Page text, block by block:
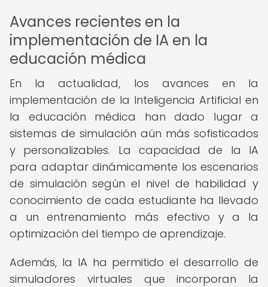
Avances recientes en la
implementación de IA en la
educación médica
En la actualidad, los avances en la
implementación de la Inteligencia Artificial en
la educación médica han dado lugar a
sistemas de simulación aún más sofisticados
y personalizables. La capacidad de la IA
para adaptar dinámicamente los escenarios
de simulación según el nivel de habilidad y
conocimiento de cada estudiante ha llevado
a un entrenamiento más efectivo y a la
optimización del tiempo de aprendizaje.
Además, la IA ha permitido el desarrollo de
simuladores virtuales que incorporan la